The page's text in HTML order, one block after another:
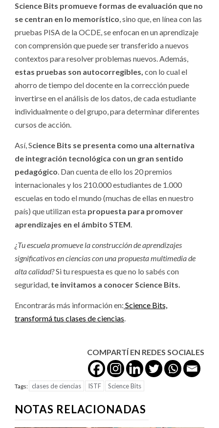
Science Bits promueve formas de evaluación que no
se centran en lo memorístico, sino que, en línea con las
pruebas PISA de la OCDE, se enfocan en un aprendizaje
con comprensión que puede ser transferido a nuevos
contextos para resolver problemas nuevos. Además,
estas pruebas son autocorregibles, con lo cual el
ahorro de tiempo del docente en la corrección puede
invertirse en el análisis de los datos, de cada estudiante
individualmente o del grupo, para determinar diferentes
cursos de acción.
Así, Science Bits se presenta como una alternativa
de integración tecnológica con un gran sentido
pedagógico. Dan cuenta de ello los 20 premios
internacionales y los 210.000 estudiantes de 1.000
escuelas en todo el mundo (muchas de ellas en nuestro
país) que utilizan esta propuesta para promover
aprendizajes en el ámbito STEM.
¿Tu escuela promueve la construcción de aprendizajes
significativos en ciencias con una propuesta multimedia de
alta calidad?Si tu respuesta es que no lo sabés con
seguridad, te invitamos a conocer Science Bits.
Encontrarás más información en: Science Bits,
transformá tus clases de ciencias.
COMPARTÍ EN REDES SOCIALES
Tags: clases de ciencias ISTF Science Bits
NOTAS RELACIONADAS